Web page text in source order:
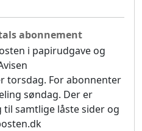
abonnement
i papirudgave og
torsdag. For abonnenter
søndag. Der er
samtlige låste sider og